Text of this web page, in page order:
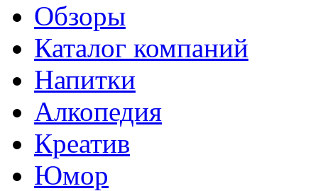
Обзоры
Каталог компаний
Напитки
Алкопедия
Креатив
Юмор